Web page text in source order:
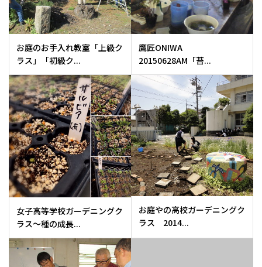
お庭のお手入れ教室「上級ク
ラス」「初級ク...
鷹匠ONIWA
20150628AM「苔...
女子高等学校ガーデニングク
ラス～種の成長...
お庭やの高校ガーデニングク
ラス 2014...